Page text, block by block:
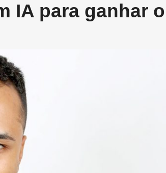
IA para ganhar o